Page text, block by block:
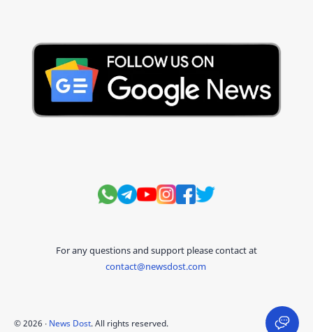
Hindi Stories International
Jobs and Education Lifestyle
Monthly Current Affairs National
For any questions and support please contact at
contact@newsdost.com
©2026 ‧ News Dost. All rights reserved.